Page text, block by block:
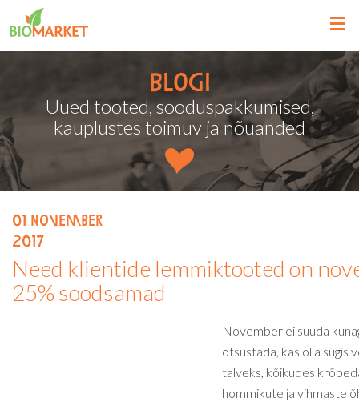
Blogi
Uued tooted, sooduspakkumised,
kauplustes toimuv ja nõuanded
01 november
2017
Need klientide lemmiktooted on
25% soodsamad
November ei suuda
otsustada, kas olla sügis
talveks, kõikudes
hommikute ja vihmaste